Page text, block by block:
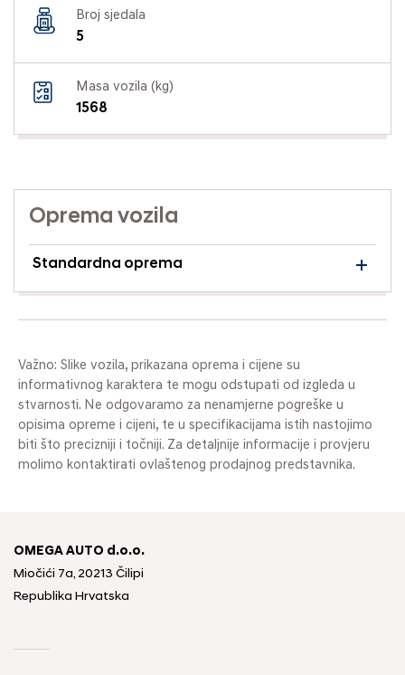
Broj sjedala
5
Masa vozila (kg)
1568
Oprema vozila
Standardna oprema
Važno: Slike vozila, prikazana oprema i cijene su
informativnog karaktera te mogu odstupati od izgleda u
stvarnosti. Ne odgovaramo za nenamjerne pogreške u
opisima opreme i cijeni, te u specifikacijama istih nastojimo
biti što precizniji i točniji. Za detaljnije informacije i provjeru
molimo kontaktirati ovlaštenog prodajnog predstavnika.
OMEGA AUTO d.o.o.
Miočići 7a, 20213 Čilipi
Republika Hrvatska